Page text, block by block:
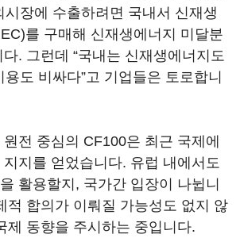
장에 수출하려면 국내서 신재생
를 구매해 신재생에너지 미달분
. 그런데 “국내는 신재생에너지도
도 비싸다”고 기업들은 토로합니
전 중심의 CF100은 최근 국제에
지를 얻었습니다. 유럽 내에서도
활용할지, 국가간 입장이 나뉩니
적 합의가 이뤄질 가능성도 없지 않
제 동향을 주시하는 중입니다.